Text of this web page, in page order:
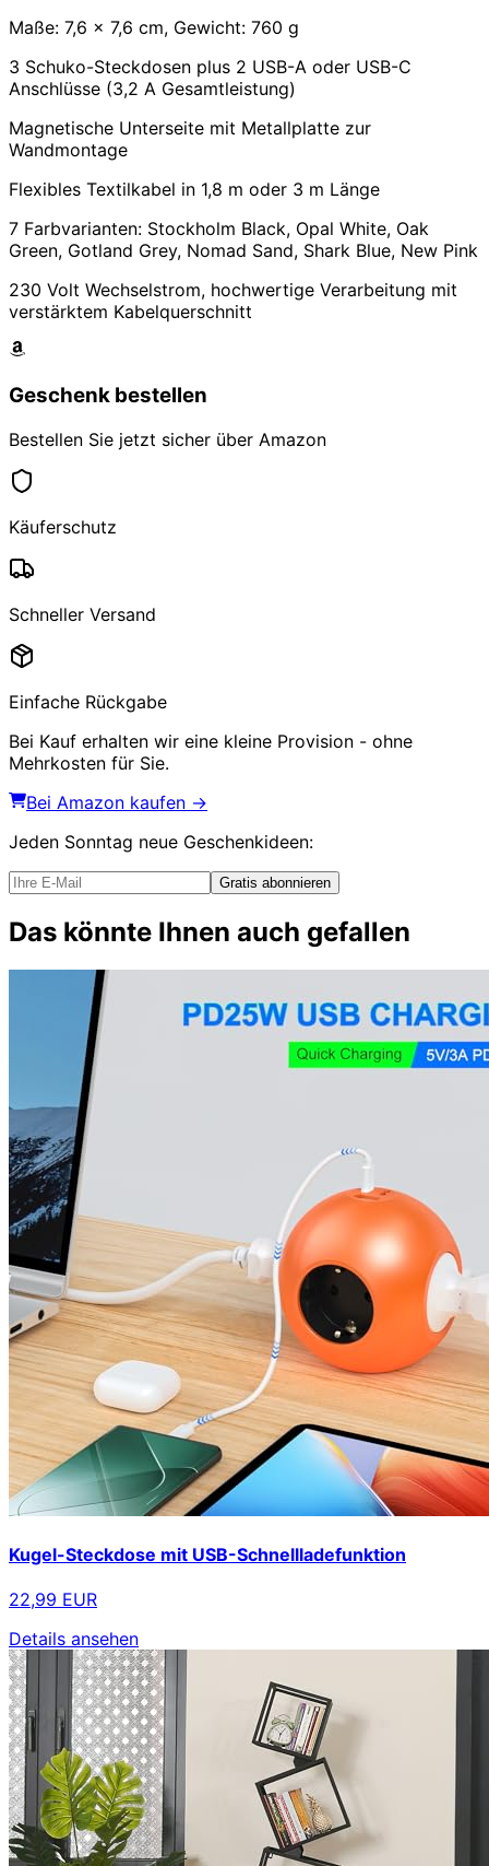
Maße: 7,6 x 7,6 cm, Gewicht: 760 g
3 Schuko-Steckdosen plus 2 USB-A oder USB-C
Anschlüsse (3,2 A Gesamtleistung)
Magnetische Unterseite mit Metallplatte zur
Wandmontage
Flexibles Textilkabel in 1,8 m oder 3 m Länge
7 Farbvarianten: Stockholm Black, Opal White, Oak
Green, Gotland Grey, Nomad Sand, Shark Blue, New Pink
230 Volt Wechselstrom, hochwertige Verarbeitung mit
verstärktem Kabelquerschnitt
Geschenk bestellen
Bestellen Sie jetzt sicher über Amazon
Käuferschutz
Schneller Versand
Einfache Rückgabe
Bei Kauf erhalten wir eine kleine Provision - ohne
Mehrkosten für Sie.
Bei Amazon kaufen →
Jeden Sonntag neue Geschenkideen:
Gratis abonnieren
Das könnte Ihnen auch gefallen
Kugel-Steckdose mit USB-Schnellladefunktion
22,99 EUR
Details ansehen